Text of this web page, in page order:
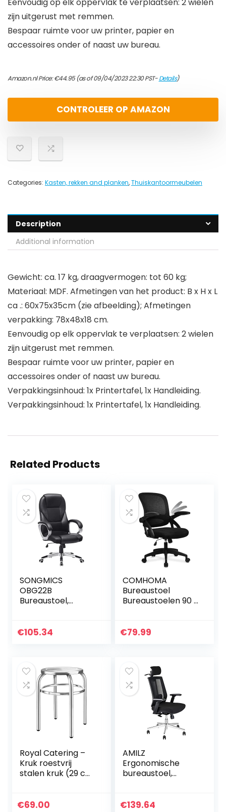
Eenvoudig op elk oppervlak te verplaatsen: 2 wielen
zijn uitgerust met remmen.
Bespaar ruimte voor uw printer, papier en
accessoires onder of naast uw bureau.
Amazon.nl Price:€44.95(as of 09/04/2023 22:30 PST-Details)
CONTROLEER OP AMAZON
Categories: Kasten, rekken and planken,Thuiskantoormeubelen
Description
Additional information
Gewicht: ca. 17 kg, draagvermogen: tot 60 kg;
Materiaal: MDF. Afmetingen van het product: B x H x L
ca .: 60x75x35cm (zie afbeelding); Afmetingen
verpakking: 78x48x18 cm.
Eenvoudig op elk oppervlak te verplaatsen: 2 wielen
zijn uitgerust met remmen.
Bespaar ruimte voor uw printer, papier en
accessoires onder of naast uw bureau.
Verpakkingsinhoud: 1x Printertafel, 1x Handleiding.
Verpakkingsinhoud: 1x Printertafel, 1x Handleiding.
Related Products
SONGMICS
OBG22B
Bureaustoel,
€105.34
COMHOMA
Bureaustoel
Bureaustoelen 90 °
Computerstoel
€79.99
Royal Catering –
Kruk roestvrij
stalen kruk (29 cm
en modern) zilver
€69.00
AMILZ
Ergonomische
bureaustoel,
lendensteun,
€139.64